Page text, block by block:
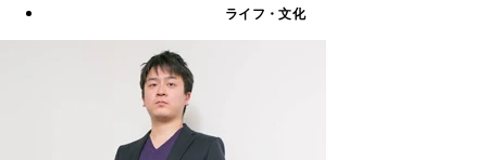
ライフ・文化